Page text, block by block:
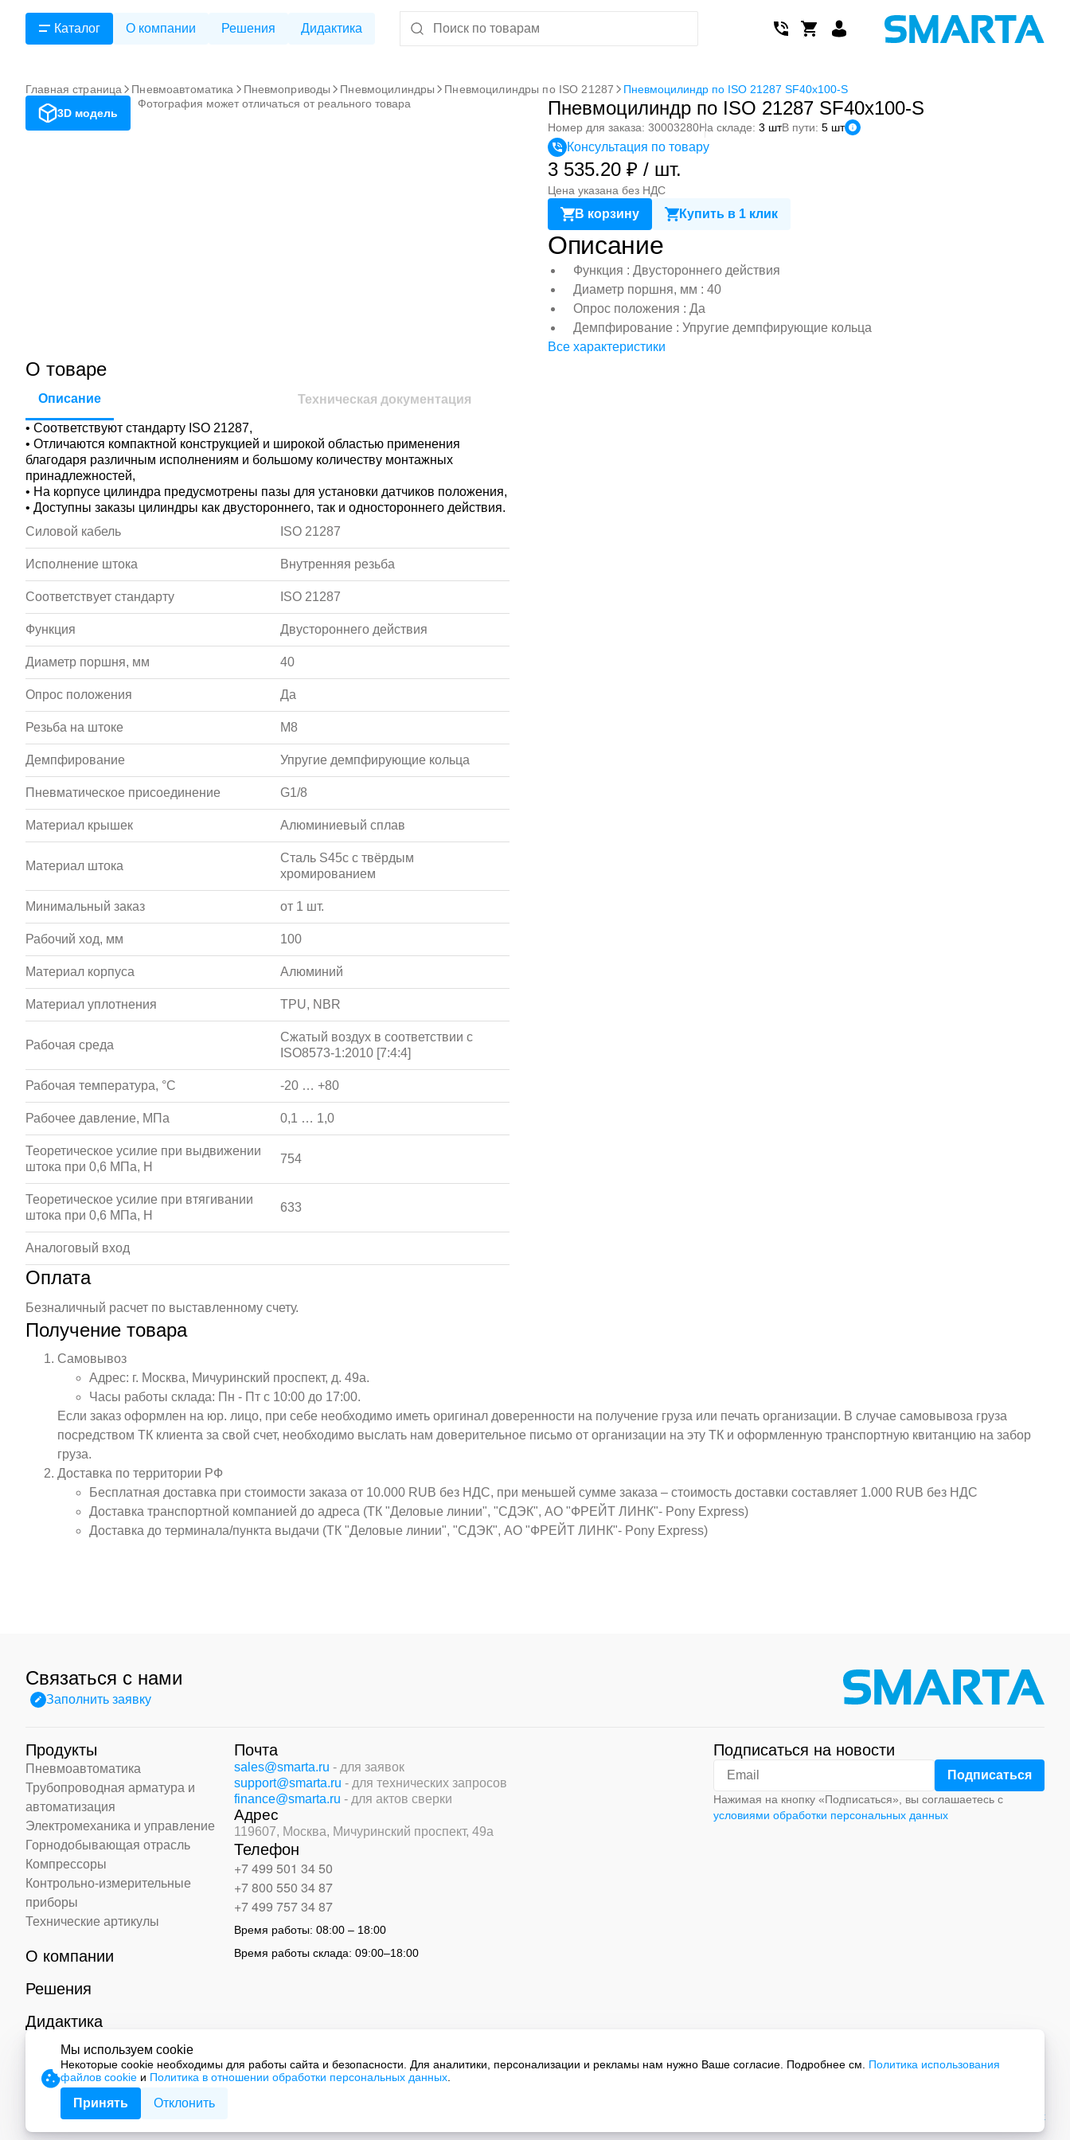
Каталог О компании Решения Дидактика
Главная страница Пневмоавтоматика Пневмоприводы Пневмоцилиндры Пневмоцилиндры по ISO 21287
Пневмоцилиндр по ISO 21287 SF40x100-S
3D модель
Фотография может отличаться от реального товара Пневмоцилиндр по ISO 21287 SF40x100-S
Номер для заказа: 30003280На складе: 3 штВ пути: 5 шт
Консультация по товару
3 535.20 ₽ / шт.
Цена указана без НДС
В корзину Купить в 1 клик
Описание
Функция : Двустороннего действия
Диаметр поршня, мм : 40
Опрос положения : Да
Демпфирование : Упругие демпфирующие кольца
Все характеристики
О товаре
Описание Техническая документация
• Соответствуют стандарту ISO 21287,
• Отличаются компактной конструкцией и широкой областью применения
благодаря различным исполнениям и большому количеству монтажных
принадлежностей,
• На корпусе цилиндра предусмотрены пазы для установки датчиков положения,
• Доступны заказы цилиндры как двустороннего, так и одностороннего действия.
Силовой кабель
ISO 21287
Исполнение штока Внутренняя резьба
Соответствует стандарту ISO 21287
Функция Двустороннего действия
Диаметр поршня, мм 40
Опрос положения Да
Резьба на штоке M8
Демпфирование Упругие демпфирующие кольца
Пневматическое присоединение G1/8
Материал крышек Алюминиевый сплав
Материал штока
Сталь S45c с твёрдым
хромированием
Минимальный заказ от 1 шт.
Рабочий ход, мм 100
Материал корпуса Алюминий
Материал уплотнения TPU, NBR
Рабочая среда
Сжатый воздух в соответствии с
ISO8573-1:2010 [7:4:4]
Рабочая температура, °С -20 … +80
Рабочее давление, МПа 0,1 … 1,0
Теоретическое усилие при выдвижении
штока при 0,6 МПа, Н
754
Теоретическое усилие при втягивании
штока при 0,6 МПа, Н
633
Аналоговый вход
Оплата
Безналичный расчет по выставленному счету.
Получение товара
Самовывоз
Адрес: г. Москва, Мичуринский проспект, д. 49а.
Часы работы склада: Пн - Пт с 10:00 до 17:00.
Если заказ оформлен на юр. лицо, при себе необходимо иметь оригинал доверенности на получение груза или печать организации. В случае самовывоза груза
посредством ТК клиента за свой счет, необходимо выслать нам доверительное письмо от организации на эту ТК и оформленную транспортную квитанцию на забор
груза.
Доставка по территории РФ
Бесплатная доставка при стоимости заказа от 10.000 RUB без НДС, при меньшей сумме заказа – стоимость доставки составляет 1.000 RUB без НДС
Доставка транспортной компанией до адреса (ТК "Деловые линии", "СДЭК", АО "ФРЕЙТ ЛИНК"- Pony Express)
Доставка до терминала/пункта выдачи (ТК "Деловые линии", "СДЭК", АО "ФРЕЙТ ЛИНК"- Pony Express)
Связаться с нами
Заполнить заявку
Продукты
Пневмоавтоматика
Трубопроводная арматура и
автоматизация
Электромеханика и управление
Горнодобывающая отрасль
Компрессоры
Контрольно-измерительные
приборы
Технические артикулы
О компании
Решения
Дидактика
Контакты
Почта
sales@smarta.ru - для заявок
support@smarta.ru - для технических запросов
finance@smarta.ru - для актов сверки
Адрес
119607, Москва, Мичуринский проспект, 49а
Телефон
+7 499 501 34 50
+7 800 550 34 87
+7 499 757 34 87
Время работы:08:00 – 18:00
Время работы склада:09:00–18:00
Подписаться на новости
Нажимая на кнопку «Подписаться», вы соглашаетесь с
условиями обработки персональных данных
© 2026 ООО «СМАРТ Автоматизация»
Мы используем cookie
Некоторые cookie необходимы для работы сайта и безопасности. Для аналитики, персонализации и рекламы нам нужно Ваше согласие. Подробнее см. Политика использования
файлов cookie и Политика в отношении обработки персональных данных
Принять Отклонить